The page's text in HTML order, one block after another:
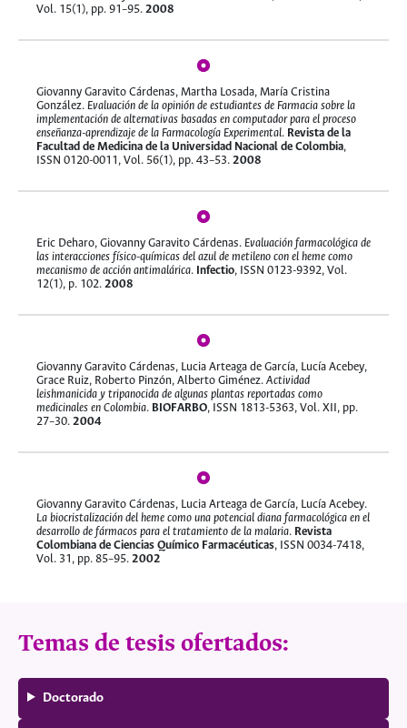
Vol. 15(1), pp. 91–95. 2008
Giovanny Garavito Cárdenas, Martha Losada, María Cristina
González. Evaluación de la opinión de estudiantes de Farmacia sobre la
implementación de alternativas basadas en computador para el proceso
enseñanza-aprendizaje de la Farmacología Experimental. Revista de la
Facultad de Medicina de la Universidad Nacional de Colombia,
ISSN 0120-0011, Vol. 56(1), pp. 43–53. 2008
Eric Deharo, Giovanny Garavito Cárdenas. Evaluación farmacológica de
las interacciones físico-químicas del azul de metileno con el heme como
mecanismo de acción antimalárica. Infectio, ISSN 0123-9392, Vol.
12(1), p. 102. 2008
Giovanny Garavito Cárdenas, Lucia Arteaga de García, Lucía Acebey,
Grace Ruiz, Roberto Pinzón, Alberto Giménez. Actividad
leishmanicida y tripanocida de algunas plantas reportadas como
medicinales en Colombia. BIOFARBO, ISSN 1813-5363, Vol. XII, pp.
27–30. 2004
Giovanny Garavito Cárdenas, Lucia Arteaga de García, Lucía Acebey.
La biocristalización del heme como una potencial diana farmacológica en el
desarrollo de fármacos para el tratamiento de la malaria. Revista
Colombiana de Ciencias Químico Farmacéuticas, ISSN 0034-7418,
Vol. 31, pp. 85–95. 2002
Temas de tesis ofertados:
Doctorado